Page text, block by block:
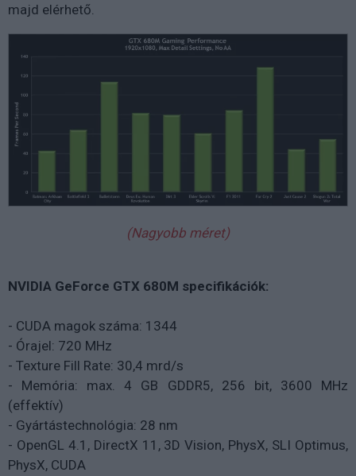
majd elérhető.
(Nagyobb méret)
NVIDIA GeForce GTX 680M specifikációk:
- CUDA magok száma: 1344
- Órajel: 720 MHz
- Texture Fill Rate: 30,4 mrd/s
- Memória: max. 4 GB GDDR5, 256 bit, 3600 MHz
(effektív)
- Gyártástechnológia: 28 nm
- OpenGL 4.1, DirectX 11, 3D Vision, PhysX, SLI Optimus,
PhysX, CUDA